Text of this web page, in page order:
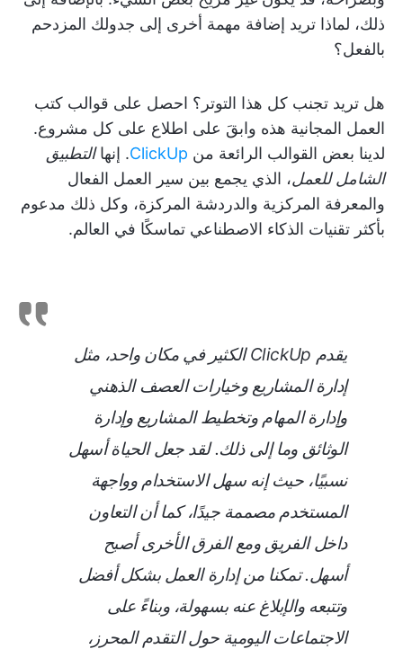
ذلك، لماذا تريد إضافة مهمة أخرى إلى جدولك المزدحم
بالفعل؟
هل تريد تجنب كل هذا التوتر؟ احصل على قوالب كتب
العمل المجانية هذه وابقَ على اطلاع على كل مشروع.
لدينا بعض القوالب الرائعة من ClickUp. إنهاالتطبيق
الشامل للعمل، الذي يجمع بين سير العمل الفعال
والمعرفة المركزية والدردشة المركزة، وكل ذلك مدعوم
بأكثر تقنيات الذكاء الاصطناعي تماسكًا في العالم.
يقدم ClickUp الكثير في مكان واحد، مثل
إدارة المشاريع وخيارات العصف الذهني
وإدارة المهام وتخطيط المشاريع وإدارة
الوثائق وما إلى ذلك. لقد جعل الحياة أسهل
نسبيًا، حيث إنه سهل الاستخدام وواجهة
المستخدم مصممة جيدًا، كما أن التعاون
داخل الفريق ومع الفرق الأخرى أصبح
أسهل. تمكنا من إدارة العمل بشكل أفضل
وتتبعه والإبلاغ عنه بسهولة، وبناءً على
الاجتماعات اليومية حول التقدم المحرز،